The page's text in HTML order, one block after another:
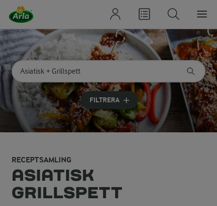
Sök på kategori eller ingrediens
Skriv in sökord för att få förslag
FILTRERA
RECEPTSAMLING
ASIATISK
GRILLSPETT